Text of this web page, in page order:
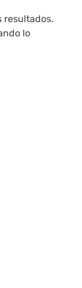
resultados.
lo